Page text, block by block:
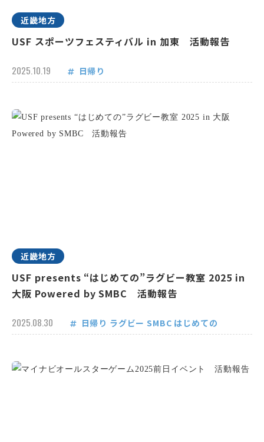
近畿地方
USF スポーツフェスティバル in 加東 活動報告
2025.10.19 日帰り
近畿地方
USF presents “はじめての”ラグビー教室 2025 in
大阪 Powered by SMBC 活動報告
2025.08.30 日帰り ラグビー SMBC はじめての